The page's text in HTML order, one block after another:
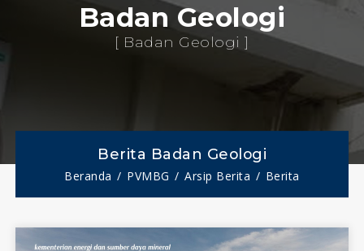
Badan Geologi
[ Badan Geologi ]
Berita Badan Geologi
Beranda PVMBG Arsip Berita Berita